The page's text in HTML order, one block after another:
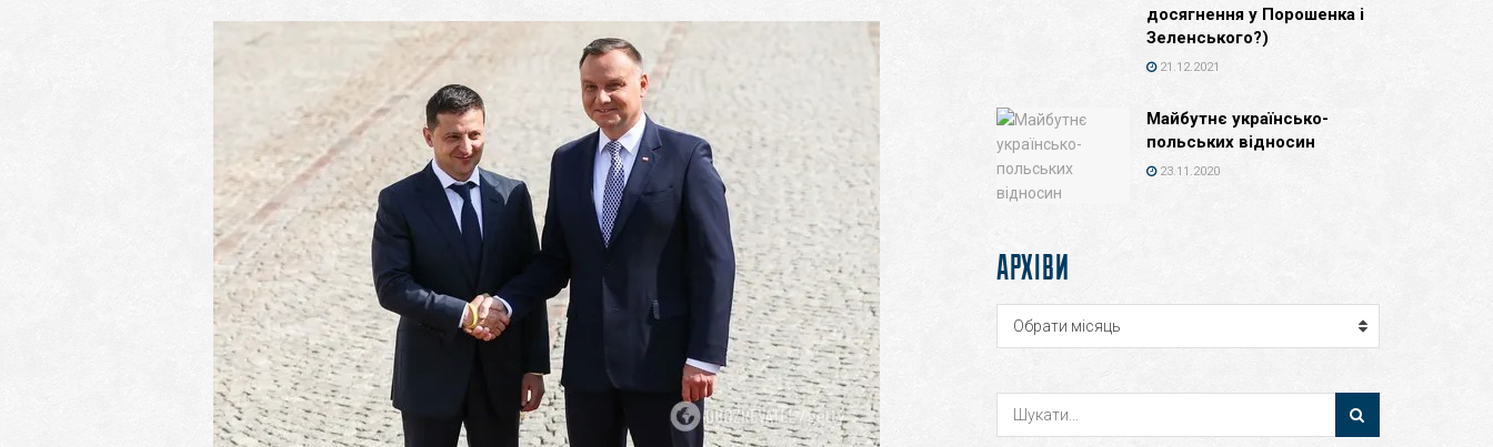
досягнення у Порошенка і
Зеленського?)
21.12.2021
Майбутнє українсько-
польських відносин
23.11.2020
АРХІВИ
Архіви
Обрати місяць